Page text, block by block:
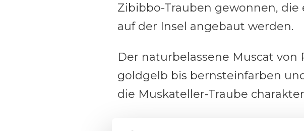
Zibibbo-Trauben gewonnen,
auf der Insel angebaut werden.
Der naturbelassene Muscat
goldgelb bis bernsteinfarben
die Muskateller-Traube